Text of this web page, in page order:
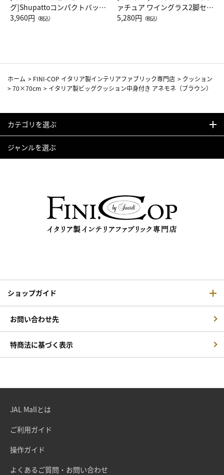
グ]Shupattoコンパクトバッグ
Drop JAL客室乗務員（LC）ス
3,960円 （税込）
ァチュア ワイングラス2脚セッ
ト（レッドワイン）
5,280円 （税込）
ホーム > FINI-COP イタリア製インテリアファブリック専門店 > クッション
>70×70cm > イタリア製ビッグクッション中身付き アネモネ（ブラウン）
カテゴリを選ぶ
ジャンルを選ぶ
ショップガイド
お問い合わせ先
特商法に基づく表示
JAL Mallとは
ご利用ガイド
操作ガイド
よくあるご質問・お問い合わせ